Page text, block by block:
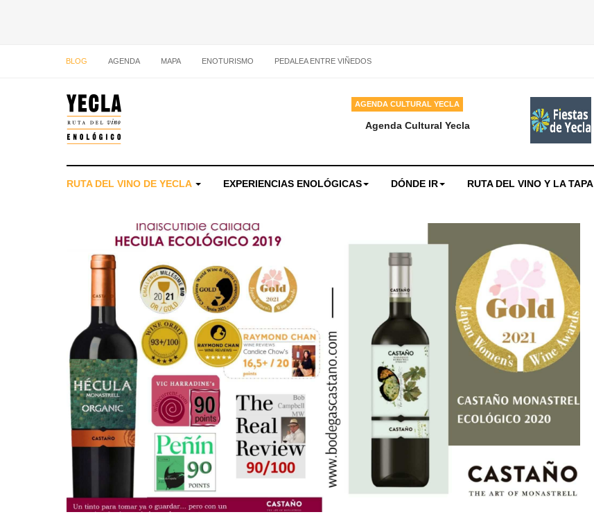
BLOG AGENDA MAPA ENOTURISMO PEDALEA ENTRE VIÑEDOS
AGENDA CULTURAL YECLA
Agenda Cultural Yecla
RUTA DEL VINO DE YECLA EXPERIENCIAS ENOLÓGICAS DÓNDE IR RUTA DEL VINO Y LA TAPA